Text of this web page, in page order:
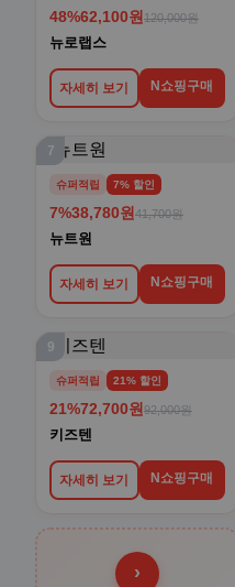
48%62,100원 120,000원
뉴로랩스
자세히 보기 N쇼핑구매
7
슈퍼적립 7% 할인
7%38,780원 41,700원
뉴트원
자세히 보기 N쇼핑구매
9
슈퍼적립 21% 할인
21%72,700원 92,000원
키즈텐
자세히 보기 N쇼핑구매
›